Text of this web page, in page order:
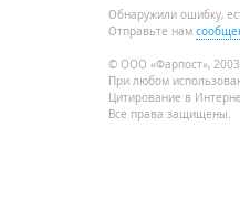
Обнаружили ошибку,
Отправьте нам
© ООО «Фарпост»,
При любом
Цитирование в
Все права защищены.